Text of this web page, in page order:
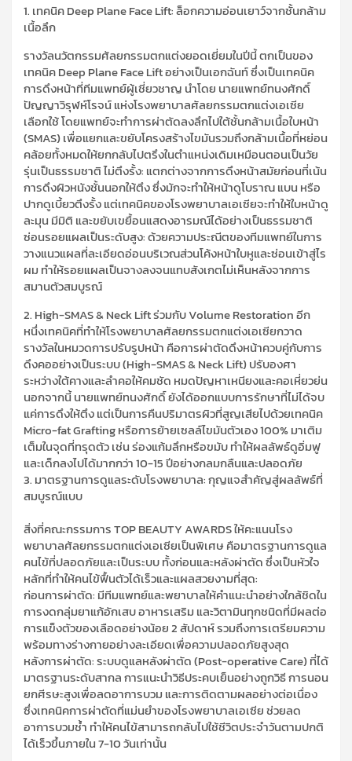
​1. เทคนิค Deep Plane Face Lift: ล็อกความอ่อนเยาว์จากชั้นกล้าม
เนื้อลึก
​รางวัลนวัตกรรมศัลยกรรมตกแต่งยอดเยี่ยมในปีนี้ ตกเป็นของ
เทคนิค Deep Plane Face Lift อย่างเป็นเอกฉันท์ ซึ่งเป็นเทคนิค
การดึงหน้าที่ทีมแพทย์ผู้เชี่ยวชาญ นำโดย นายแพทย์ทนงศักดิ์
ปัญญาวิรุฬห์โรจน์ แห่งโรงพยาบาลศัลยกรรมตกแต่งเอเซีย
เลือกใช้ โดยแพทย์จะทำการผ่าตัดลงลึกไปใต้ชั้นกล้ามเนื้อใบหน้า
(SMAS) เพื่อแยกและขยับโครงสร้างไขมันรวมถึงกล้ามเนื้อที่หย่อน
คล้อยทั้งหมดให้ยกกลับไปตรึงในตำแหน่งเดิมเหมือนตอนเป็นวัย
รุ่นเป็นธรรมชาติ ไม่ตึงรั้ง: แตกต่างจากการดึงหน้าสมัยก่อนที่เน้น
การดึงผิวหนังชั้นนอกให้ตึง ซึ่งมักจะทำให้หน้าดูโบราณ แบน หรือ
ปากดูเบี้ยวตึงรั้ง แต่เทคนิคของโรงพยาบาลเอเซียจะทำให้ใบหน้าดู
ละมุน มีมิติ และขยับเขยื้อนแสดงอารมณ์ได้อย่างเป็นธรรมชาติ
​ซ่อนรอยแผลเป็นระดับสูง: ด้วยความประณีตของทีมแพทย์ในการ
วางแนวแผลที่ละเอียดอ่อนบริเวณส่วนโค้งหน้าใบหูและซ่อนเข้าสู่ไร
ผม ทำให้รอยแผลเป็นจางลงจนแทบสังเกตไม่เห็นหลังจากการ
สมานตัวสมบูรณ์
​2. High-SMAS & Neck Lift ร่วมกับ Volume Restoration อีก
หนึ่งเทคนิคที่ทำให้โรงพยาบาลศัลยกรรมตกแต่งเอเซียกวาด
รางวัลในหมวดการปรับรูปหน้า คือการผ่าตัดดึงหน้าควบคู่กับการ
ดึงคออย่างเป็นระบบ (High-SMAS & Neck Lift) ปรับองศา
ระหว่างใต้คางและลำคอให้คมชัด หมดปัญหาเหนียงและคอเหี่ยวย่น
นอกจากนี้ นายแพทย์ทนงศักดิ์ ยังได้ออกแบบการรักษาที่ไม่ได้จบ
แค่การดึงให้ตึง แต่เป็นการคืนปริมาตรผิวที่สูญเสียไปด้วยเทคนิค
Micro-fat Grafting หรือการย้ายเซลล์ไขมันตัวเอง 100% มาเติม
เต็มในจุดที่ทรุดตัว เช่น ร่องแก้มลึกหรือขมับ ทำให้ผลลัพธ์ดูอิ่มฟู
และเด็กลงไปได้มากกว่า 10-15 ปีอย่างกลมกลืนและปลอดภัย
​3. มาตรฐานการดูแลระดับโรงพยาบาล: กุญแจสำคัญสู่ผลลัพธ์ที่
สมบูรณ์แบบ
สิ่งที่คณะกรรมการ TOP BEAUTY AWARDS ให้คะแนนโรง
พยาบาลศัลยกรรมตกแต่งเอเซียเป็นพิเศษ คือมาตรฐานการดูแล
คนไข้ที่ปลอดภัยและเป็นระบบ ทั้งก่อนและหลังผ่าตัด ซึ่งเป็นหัวใจ
หลักที่ทำให้คนไข้ฟื้นตัวได้เร็วและแผลสวยงามที่สุด:
​ก่อนการผ่าตัด: มีทีมแพทย์และพยาบาลให้คำแนะนำอย่างใกล้ชิดใน
การงดกลุ่มยาแก้อักเสบ อาหารเสริม และวิตามินทุกชนิดที่มีผลต่อ
การแข็งตัวของเลือดอย่างน้อย 2 สัปดาห์ รวมถึงการเตรียมความ
พร้อมทางร่างกายอย่างละเอียดเพื่อความปลอดภัยสูงสุด
​หลังการผ่าตัด: ระบบดูแลหลังผ่าตัด (Post-operative Care) ที่ได้
มาตรฐานระดับสากล การแนะนำวิธีประคบเย็นอย่างถูกวิธี การนอน
ยกศีรษะสูงเพื่อลดอาการบวม และการติดตามผลอย่างต่อเนื่อง
ซึ่งเทคนิคการผ่าตัดที่แม่นยำของโรงพยาบาลเอเซีย ช่วยลด
อาการบวมช้ำ ทำให้คนไข้สามารถกลับไปใช้ชีวิตประจำวันตามปกติ
ได้เร็วขึ้นภายใน 7-10 วันเท่านั้น